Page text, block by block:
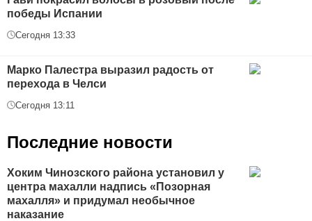
победы Испании
Сегодня 13:33
Марко Палестра выразил радость от
перехода в Челси
Сегодня 13:11
Последние новости
Хоким Чинозского района установил у
центра махалли надпись «Позорная
махалля» и придумал необычное
наказание